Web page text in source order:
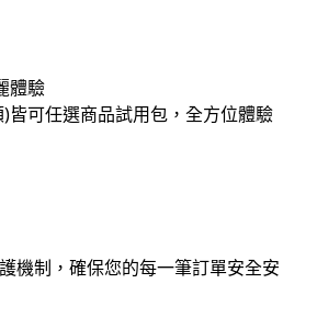
體驗
皆可任選商品試用包，全方位體驗
機制，確保您的每一筆訂單安全安